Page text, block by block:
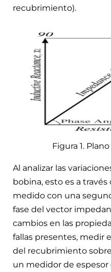
recubrimiento).
Figura 1.
Al analizar las
bobina, esto es a
medido con una
fase del vector
cambios en las
fallas presentes, medir
del recubrimiento
un medidor de espesor